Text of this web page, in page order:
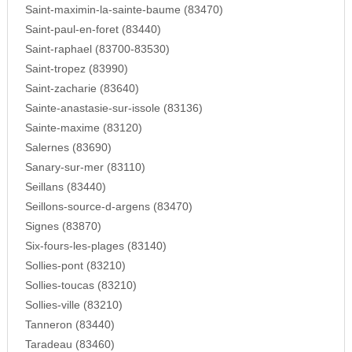
Saint-maximin-la-sainte-baume (83470)
Saint-paul-en-foret (83440)
Saint-raphael (83700-83530)
Saint-tropez (83990)
Saint-zacharie (83640)
Sainte-anastasie-sur-issole (83136)
Sainte-maxime (83120)
Salernes (83690)
Sanary-sur-mer (83110)
Seillans (83440)
Seillons-source-d-argens (83470)
Signes (83870)
Six-fours-les-plages (83140)
Sollies-pont (83210)
Sollies-toucas (83210)
Sollies-ville (83210)
Tanneron (83440)
Taradeau (83460)